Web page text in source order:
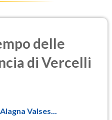
delle
di Vercelli
Alagna Valses...